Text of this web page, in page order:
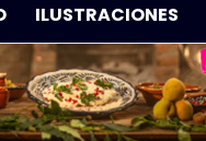
ILUSTRACIONES